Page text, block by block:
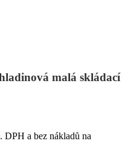
malá skládací
a bez nákladů na